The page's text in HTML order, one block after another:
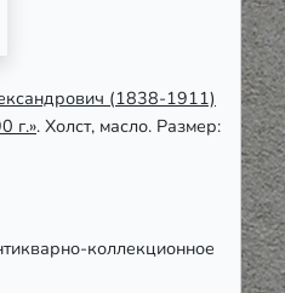
(1838-1911)
г.». Холст, масло. Размер:
коллекционное